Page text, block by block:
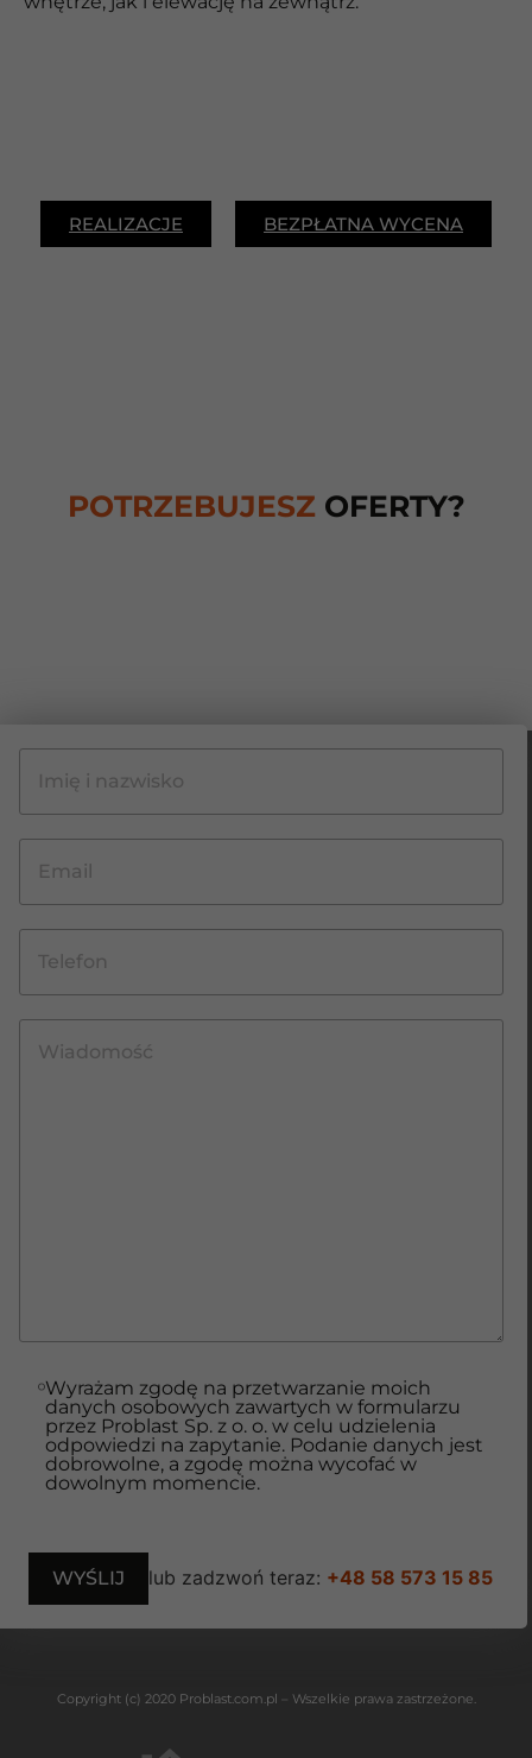
REALIZACJE BEZPŁATNA WYCENA
POTRZEBUJESZ OFERTY?
Wyrażam zgodę na przetwarzanie moich
danych osobowych zawartych w formularzu
przez Problast Sp. z o. o. w celu udzielenia
odpowiedzi na zapytanie. Podanie danych jest
dobrowolne, a zgodę można wycofać w
dowolnym momencie.
lub zadzwoń teraz: +48 58 573 15 85
Copyright (c) 2020 Problast.com.pl – Wszelkie prawa zastrzeżone.